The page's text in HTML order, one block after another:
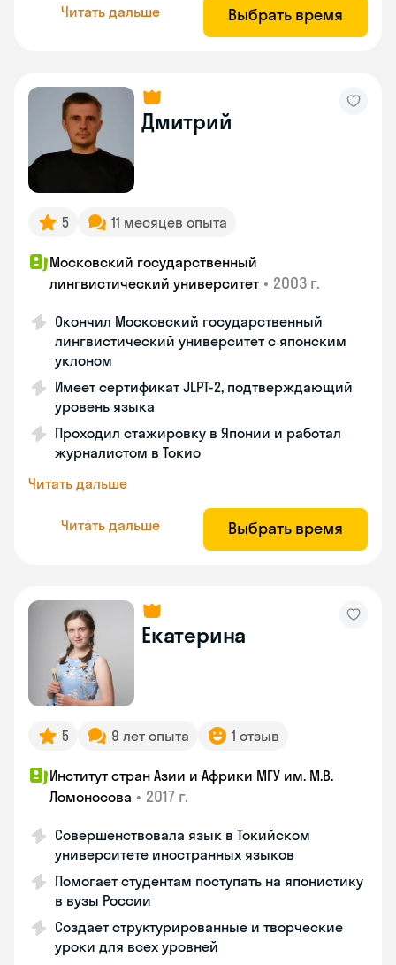
Читать дальше Выбрать время
Дмитрий
5 11 месяцев опыта
Московский государственный
лингвистический университет • 2003 г.
Окончил Московский государственный
лингвистический университет с японским
уклоном
Имеет сертификат JLPT-2, подтверждающий
уровень языка
Проходил стажировку в Японии и работал
журналистом в Токио
Читать дальше
Читать дальше Выбрать время
Екатерина
5 9 лет опыта 1 отзыв
Институт стран Азии и Африки МГУ им. М.В.
Ломоносова • 2017 г.
Совершенствовала язык в Токийском
университете иностранных языков
Помогает студентам поступать на японистику
в вузы России
Создает структурированные и творческие
уроки для всех уровней